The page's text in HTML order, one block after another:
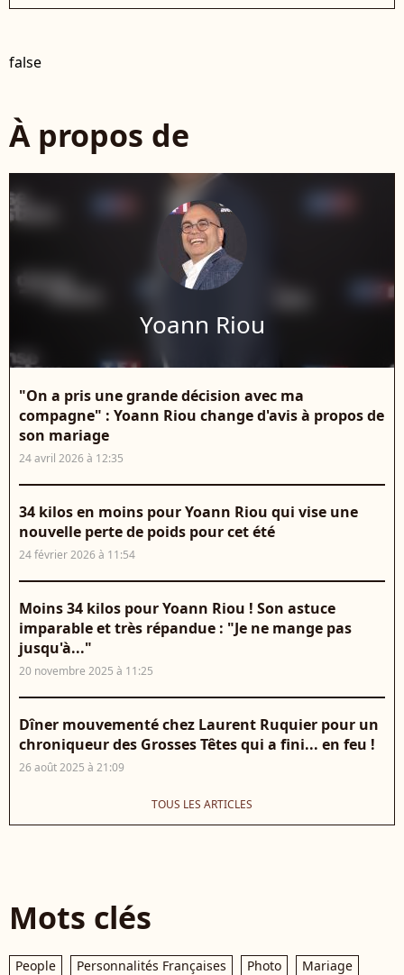
false
À propos de
Yoann Riou
"On a pris une grande décision avec ma
compagne" : Yoann Riou change d'avis à propos de
son mariage
24 avril 2026 à 12:35
34 kilos en moins pour Yoann Riou qui vise une
nouvelle perte de poids pour cet été
24 février 2026 à 11:54
Moins 34 kilos pour Yoann Riou ! Son astuce
imparable et très répandue : "Je ne mange pas
jusqu'à..."
20 novembre 2025 à 11:25
Dîner mouvementé chez Laurent Ruquier pour un
chroniqueur des Grosses Têtes qui a fini... en feu !
26 août 2025 à 21:09
TOUS LES ARTICLES
Mots clés
People Personnalités Françaises Photo
Mariage